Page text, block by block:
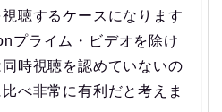
聴するケースになります
プライム・ビデオを除け
時視聴を認めていないの
べ非常に有利だと考えま